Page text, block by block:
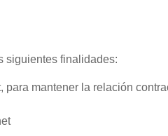
siguientes finalidades:
mantener la relación